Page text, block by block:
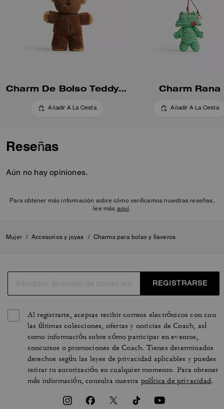
Charm De Bolso Teddy Bear En Shearling
Añadir A La Cesta
Charm Rana
Añadir A La Cesta
Reseñas
Aún no hay opiniones.
Para obtener más información sobre cómo verificamos nuestras reseñas,
lee más aquí
Mujer / Accesorios y joyas / Charms para bolso y llaveros
REGISTRARSE
Al registrarte, aceptas recibir correos electrónicos con con
las últimas colecciones, ofertas y noticias de Coach, así
como información sobre cómo participar en eventos,
concursos o promociones de Coach. Tienes determinados
derechos según las leyes de privacidad aplicables y puedes
retirar tu autorización en cualquier momento. Para obtener
más información, consulta nuestra política de privacidad.